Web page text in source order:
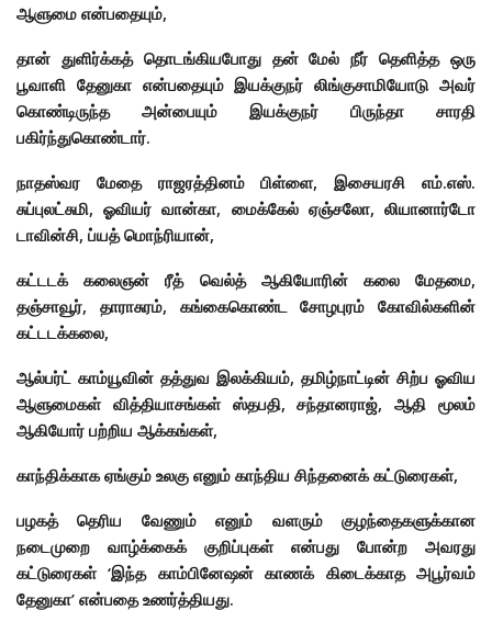
ஆளுமை என்பதையும்,
தான் துளிர்க்கத் தொடங்கியபோது தன் மேல் நீர் தெளித்த ஒரு
பூவாளி தேனுகா என்பதையும் இயக்குநர் லிங்குசாமியோடு அவர்
கொண்டிருந்த அன்பையும் இயக்குநர் பிருந்தா சாரதி
பகிர்ந்துகொண்டார்.
நாதஸ்வர மேதை ராஜரத்தினம் பிள்ளை, இசையரசி எம்.எஸ்.
சுப்புலட்சுமி,ஓவியர் வான்கா, மைக்கேல் ஏஞ்சலோ, லியானார்டோ
டாவின்சி, ப்யத் மொந்ரியான்,
கட்டடக் கலைஞன் ரீத் வெல்த் ஆகியோரின் கலை மேதமை,
தஞ்சாவூர், தாராசுரம், கங்கைகொண்ட சோழபுரம் கோவில்களின்
கட்டடக்கலை,
ஆல்பர்ட் காம்யூவின் தத்துவ இலக்கியம், தமிழ்நாட்டின் சிற்ப ஓவிய
ஆளுமைகள் வித்தியாசங்கள் ஸ்தபதி, சந்தானராஜ், ஆதி மூலம்
ஆகியோர் பற்றிய ஆக்கங்கள்,
காந்திக்காக ஏங்கும் உலகு எனும் காந்திய சிந்தனைக் கட்டுரைகள்,
பழகத் தெரிய வேணும் எனும் வளரும் குழந்தைகளுக்கான
நடைமுறை வாழ்க்கைக் குறிப்புகள் என்பது போன்ற அவரது
கட்டுரைகள் ‘இந்த காம்பினேஷன் காணக் கிடைக்காத அபூர்வம்
தேனுகா’ என்பதை உணர்த்தியது.